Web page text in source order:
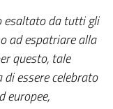
esaltato da tutti gli
ad espatriare alla
questo, tale
essere celebrato
europee,